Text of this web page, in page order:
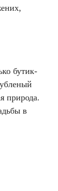
бутик-
природа.
в